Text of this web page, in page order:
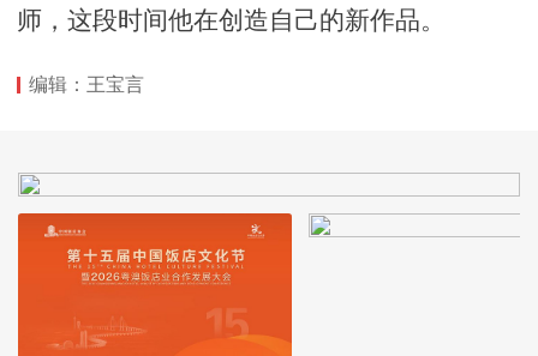
师，这段时间他在创造自己的新作品。
编辑：王宝言